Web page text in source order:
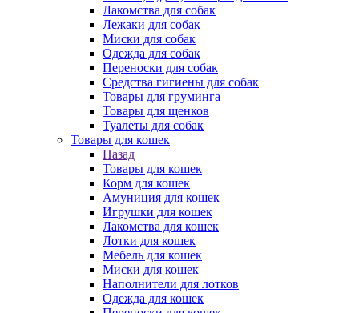
Лакомства для собак
Лежаки для собак
Миски для собак
Одежда для собак
Переноски для собак
Средства гигиены для собак
Товары для груминга
Товары для щенков
Туалеты для собак
Товары для кошек
Назад
Товары для кошек
Корм для кошек
Амуниция для кошек
Игрушки для кошек
Лакомства для кошек
Лотки для кошек
Мебель для кошек
Миски для кошек
Наполнители для лотков
Одежда для кошек